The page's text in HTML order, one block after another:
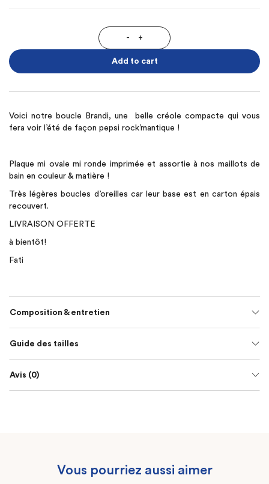
- +
Add to cart
Voici notre boucle Brandi, une belle créole compacte qui vous
fera voir l’été de façon pepsi rock’mantique !
Plaque mi ovale mi ronde imprimée et assortie à nos maillots de
bain en couleur & matière !
Très légères boucles d’oreilles car leur base est en carton épais
recouvert.
LIVRAISON OFFERTE
à bientôt!
Fati
Composition & entretien
Guide des tailles
Avis (0)
Vous pourriez aussi aimer